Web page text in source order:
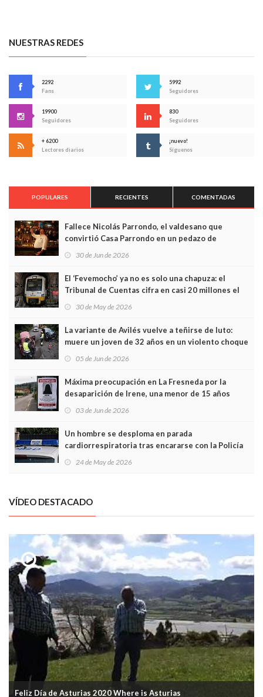
NUESTRAS REDES
2292
Fans
5992
Seguidores
19900
Seguidores
830
Seguidores
+ 6200
Lectores diarios
¡nuevo!
Síguenos
POPULARES RECIENTES COMENTADAS
Fallece Nicolás Parrondo, el valdesano que
convirtió Casa Parrondo en un pedazo de
30 de Jun de 2026
El ‘Fevemocho’ ya no es solo una chapuza: el
Tribunal de Cuentas cifra en casi 20 millones el
30 de May de 2026
La variante de Avilés vuelve a teñirse de luto:
muere un joven de 32 años en un violento choque
05 de Jun de 2026
Máxima preocupación en La Fresneda por la
desaparición de Irene, una menor de 15 años
03 de Jun de 2026
Un hombre se desploma en parada
cardiorrespiratoria tras encararse con la Policía
24 de May de 2026
VÍDEO DESTACADO
Feliz Día de Asturias 2020 Where is Asturias